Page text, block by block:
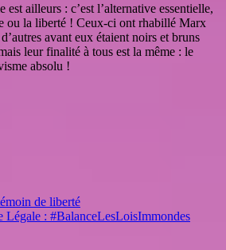
ailleurs : c’est l’alternative essentielle,
ou la liberté ! Ceux-ci ont rhabillé Marx
avant eux étaient noirs et bruns
leur finalité à tous est la même : le
absolu !
de liberté
Légale : #BalanceLesLoisImmondes